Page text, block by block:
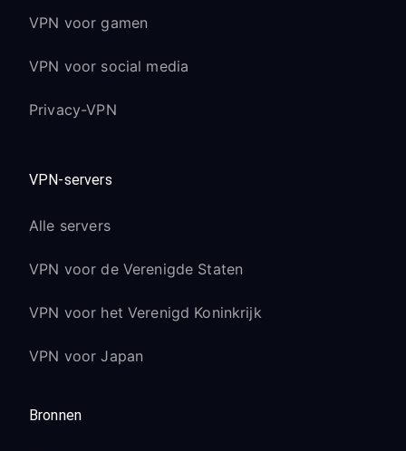
VPN voor gamen
VPN voor social media
Privacy-VPN
VPN-servers
Alle servers
VPN voor de Verenigde Staten
VPN voor het Verenigd Koninkrijk
VPN voor Japan
Bronnen